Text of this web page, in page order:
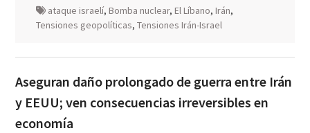
ataque israelí, Bomba nuclear, El Líbano, Irán,
Tensiones geopolíticas, Tensiones Irán-Israel
Aseguran daño prolongado de guerra entre Irán
y EEUU; ven consecuencias irreversibles en
economía